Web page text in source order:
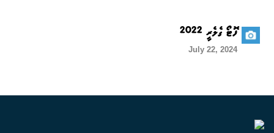
ފޮޓޯ ގެލެރީ 2022
July 22, 2024